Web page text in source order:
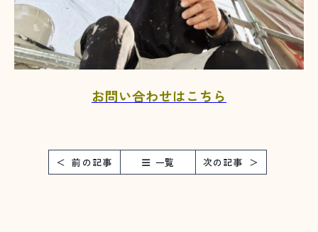
お問い合わせはこちら
前の記事 一覧 次の記事